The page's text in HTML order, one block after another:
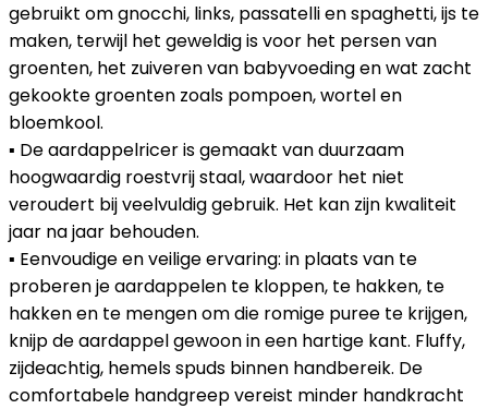
gebruikt om gnocchi, links, passatelli en spaghetti, ijs te
maken, terwijl het geweldig is voor het persen van
groenten, het zuiveren van babyvoeding en wat zacht
gekookte groenten zoals pompoen, wortel en
bloemkool.
▪ De aardappelricer is gemaakt van duurzaam
hoogwaardig roestvrij staal, waardoor het niet
veroudert bij veelvuldig gebruik. Het kan zijn kwaliteit
jaar na jaar behouden.
▪ Eenvoudige en veilige ervaring: in plaats van te
proberen je aardappelen te kloppen, te hakken, te
hakken en te mengen om die romige puree te krijgen,
knijp de aardappel gewoon in een hartige kant. Fluffy,
zijdeachtig, hemels spuds binnen handbereik. De
comfortabele handgreep vereist minder handkracht